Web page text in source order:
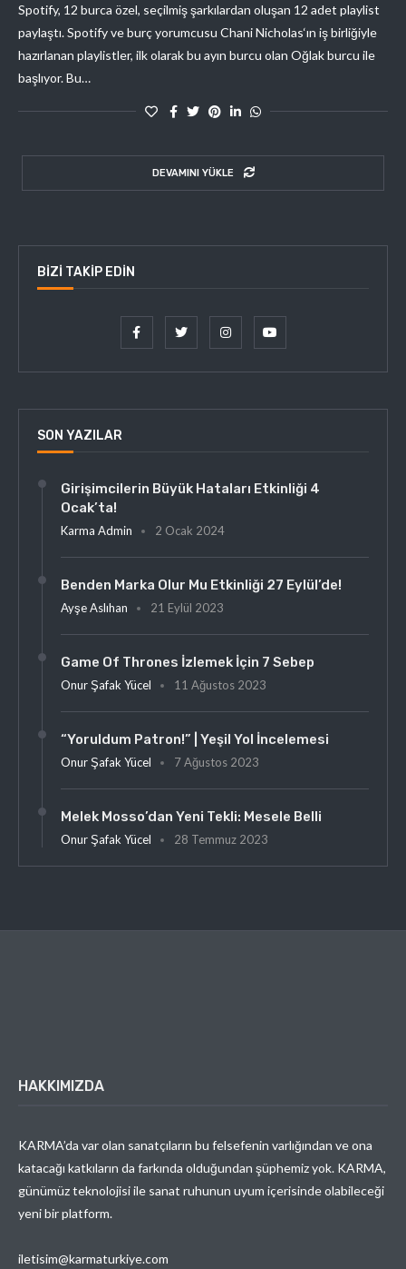
Spotify, 12 burca özel, seçilmiş şarkılardan oluşan 12 adet playlist
paylaştı. Spotify ve burç yorumcusu Chani Nicholas‘ın iş birliğiyle
hazırlanan playlistler, ilk olarak bu ayın burcu olan Oğlak burcu ile
başlıyor. Bu…
DEVAMINI YÜKLE
BIZI TAKIP EDIN
SON YAZILAR
Girişimcilerin Büyük Hataları Etkinliği 4
Ocak’ta!
Karma Admin 2 Ocak 2024
Benden Marka Olur Mu Etkinliği 27 Eylül’de!
Ayşe Aslıhan 21 Eylül 2023
Game Of Thrones İzlemek İçin 7 Sebep
Onur Şafak Yücel 11 Ağustos 2023
“Yoruldum Patron!” | Yeşil Yol İncelemesi
Onur Şafak Yücel 7 Ağustos 2023
Melek Mosso’dan Yeni Tekli: Mesele Belli
Onur Şafak Yücel 28 Temmuz 2023
HAKKIMIZDA
KARMA’da var olan sanatçıların bu felsefenin varlığından ve ona
katacağı katkıların da farkında olduğundan şüphemiz yok. KARMA,
günümüz teknolojisi ile sanat ruhunun uyum içerisinde olabileceği
yeni bir platform.
iletisim@karmaturkiye.com